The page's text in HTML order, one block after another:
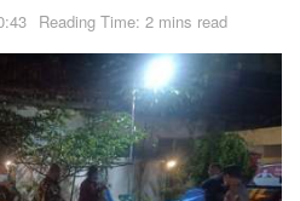
Reading Time: 2 mins read